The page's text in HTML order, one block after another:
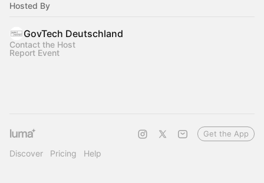
Hosted By
GovTech Deutschland
Contact the Host
Report Event
Discover Pricing Help
Get the App